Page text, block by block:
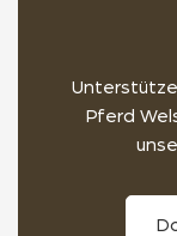
Pferd